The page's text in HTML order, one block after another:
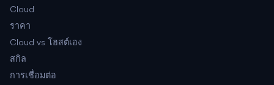
Cloud
ราคา
Cloud vs โฮสต์เอง
สกิล
การเชื่อมต่อ